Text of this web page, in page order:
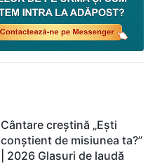
Cântare creștină „Ești
conștient de misiunea ta?”
| 2026 Glasuri de laudă